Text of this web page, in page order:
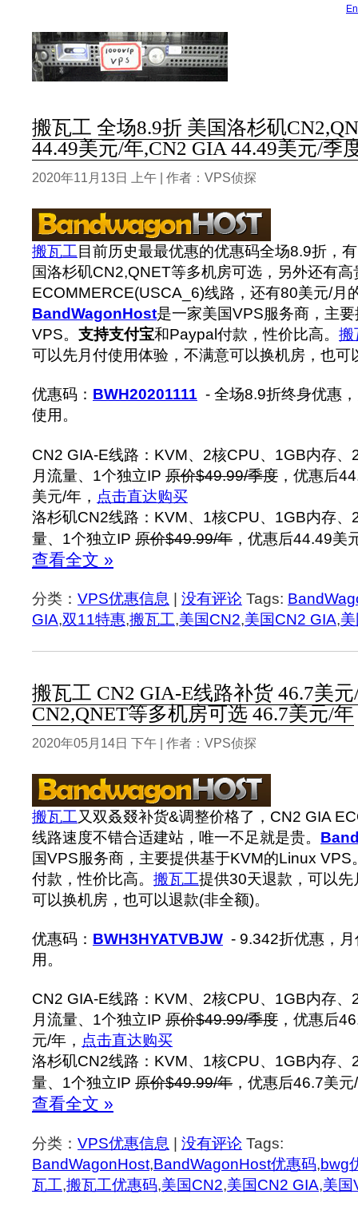
搬瓦工 全场8.9折 美国洛杉矶
44.49美元/年,CN2 GIA 44.49美元/季
2020年11月13日 上午 | 作者：VPS侦探
搬瓦工目前历史最最优惠的优惠码全场8.9折，
国洛杉矶CN2,QNET等多机房可选，另外还有
ECOMMERCE(USCA_6)线路，还有80美元/月
BandWagonHost是一家美国VPS服务商，主
VPS。 支持支付宝和Paypal付款，性价比高。 搬
可以先月付使用体验，不满意可以换机房，也可
优惠码： BWH20201111 - 全场8.9折终身优惠
使用。
CN2 GIA-E线路：KVM、2核CPU、1GB内存
月流量、1个独立IP 原价$49.99/季度 ，优惠后
美元/年， 点击直达购买
洛杉矶CN2线路：KVM、1核CPU、1GB内存
量、1个独立IP 原价$49.99/年 ，优惠后44.49美
查看全文 »
分类： VPS优惠信息 没有评论 Tags:
GIA,双11特惠,搬瓦工,美国CN2,美国CN2 GIA,
搬瓦工 CN2 GIA-E线路补货 46.7美
CN2,QNET等多机房可选 46.7美元/年
2020年05月14日 下午 | 作者：VPS侦探
搬瓦工又双叒叕补货&调整价格了，CN2 GIA
线路速度不错合适建站，唯一不足就是贵。
国VPS服务商，主要提供基于KVM的Linux VPS
付款，性价比高。 搬瓦工提供30天退款，可以
可以换机房，也可以退款(非全额)。
优惠码： BWH3HYATVBJW - 9.342折优惠，
用。
CN2 GIA-E线路：KVM、2核CPU、1GB内存
月流量、1个独立IP 原价$49.99/季度 ，优惠后
元/年， 点击直达购买
洛杉矶CN2线路：KVM、1核CPU、1GB内存
量、1个独立IP 原价$49.99/年 ，优惠后46.7美
查看全文 »
分类： VPS优惠信息 | 没有评论 Tags:
BandWagonHost,BandWagonHost优惠码,bwg
瓦工,搬瓦工优惠码,美国CN2,美国CN2 GIA,美国